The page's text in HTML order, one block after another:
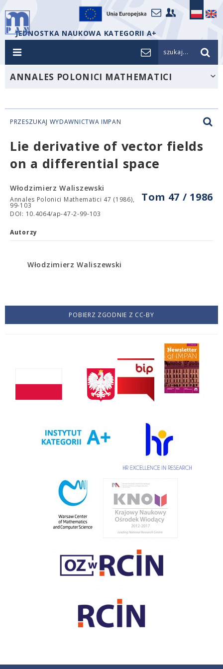
JEDNOSTKA NAUKOWA KATEGORII A+
szukaj...
ANNALES POLONICI MATHEMATICI
PRZESZUKAJ WYDAWNICTWA IMPAN
Lie derivative of vector fields
on a differential space
Tom 47 / 1986
Włodzimierz Waliszewski
Annales Polonici Mathematici 47 (1986),
99-103
DOI: 10.4064/ap-47-2-99-103
Autorzy
Włodzimierz Waliszewski
POBIERZ ZGODNIE Z CC-BY